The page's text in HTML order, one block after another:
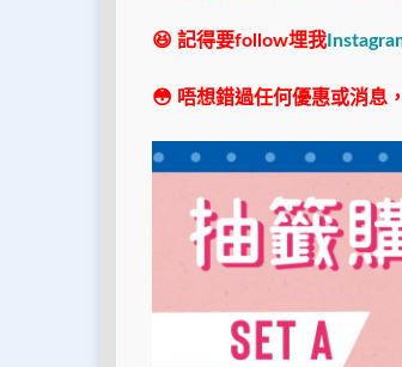
😆 記得要follow埋我
😳 唔想錯過任何優惠或消息